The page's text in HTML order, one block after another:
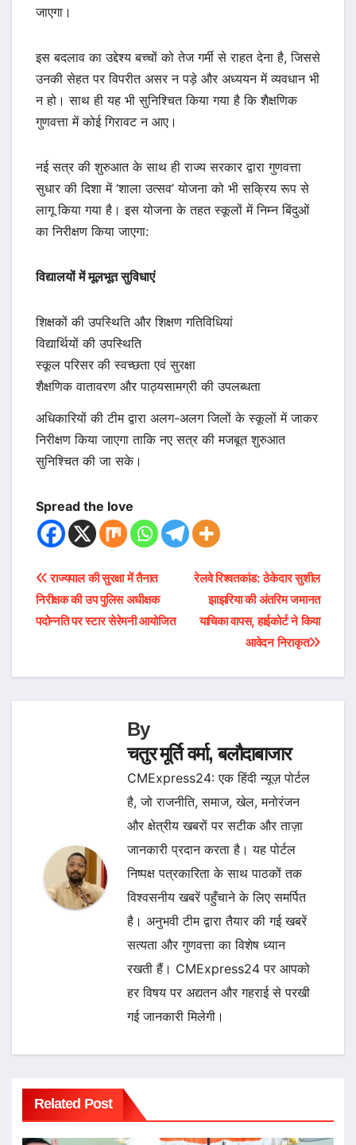
जाएगा।
इस बदलाव का उद्देश्य बच्चों को तेज गर्मी से राहत देना है, जिससे
उनकी सेहत पर विपरीत असर न पड़े और अध्ययन में व्यवधान भी
न हो। साथ ही यह भी सुनिश्चित किया गया है कि शैक्षणिक
गुणवत्ता में कोई गिरावट न आए।
नई सत्र की शुरुआत के साथ ही राज्य सरकार द्वारा गुणवत्ता
सुधार की दिशा में ‘शाला उत्सव’ योजना को भी सक्रिय रूप से
लागू किया गया है। इस योजना के तहत स्कूलों में निम्न बिंदुओं
का निरीक्षण किया जाएगा:
विद्यालयों में मूलभूत सुविधाएं
शिक्षकों की उपस्थिति और शिक्षण गतिविधियां
विद्यार्थियों की उपस्थिति
स्कूल परिसर की स्वच्छता एवं सुरक्षा
शैक्षणिक वातावरण और पाठ्यसामग्री की उपलब्धता
अधिकारियों की टीम द्वारा अलग-अलग जिलों के स्कूलों में जाकर
निरीक्षण किया जाएगा ताकि नए सत्र की मजबूत शुरुआत
सुनिश्चित की जा सके।
Spread the love
Post
navigation
रेलवे रिश्वतकांड: ठेकेदार सुशील
झाझरिया की अंतरिम जमानत
याचिका वापस, हाईकोर्ट ने किया
आवेदन निराकृत
राज्यपाल की सुरक्षा में तैनात
निरीक्षक की उप पुलिस अधीक्षक
पदोन्नति पर स्टार सेरेमनी आयोजित
By
चतुर मूर्ति वर्मा, बलौदाबाजार
CMExpress24: एक हिंदी न्यूज़ पोर्टल
है, जो राजनीति, समाज, खेल, मनोरंजन
और क्षेत्रीय खबरों पर सटीक और ताज़ा
जानकारी प्रदान करता है। यह पोर्टल
निष्पक्ष पत्रकारिता के साथ पाठकों तक
विश्वसनीय खबरें पहुँचाने के लिए समर्पित
है। अनुभवी टीम द्वारा तैयार की गई खबरें
सत्यता और गुणवत्ता का विशेष ध्यान
रखती हैं। CMExpress24 पर आपको
हर विषय पर अद्यतन और गहराई से परखी
गई जानकारी मिलेगी।
Related Post